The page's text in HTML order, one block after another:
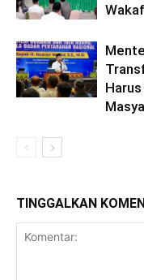
Wakaf
TINGGALKAN